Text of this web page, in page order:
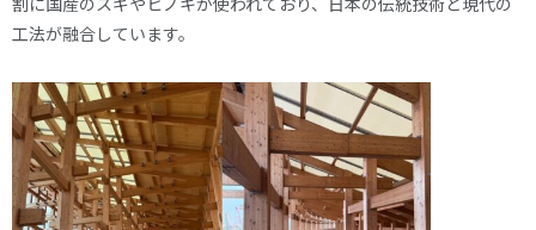
工法が融合しています。